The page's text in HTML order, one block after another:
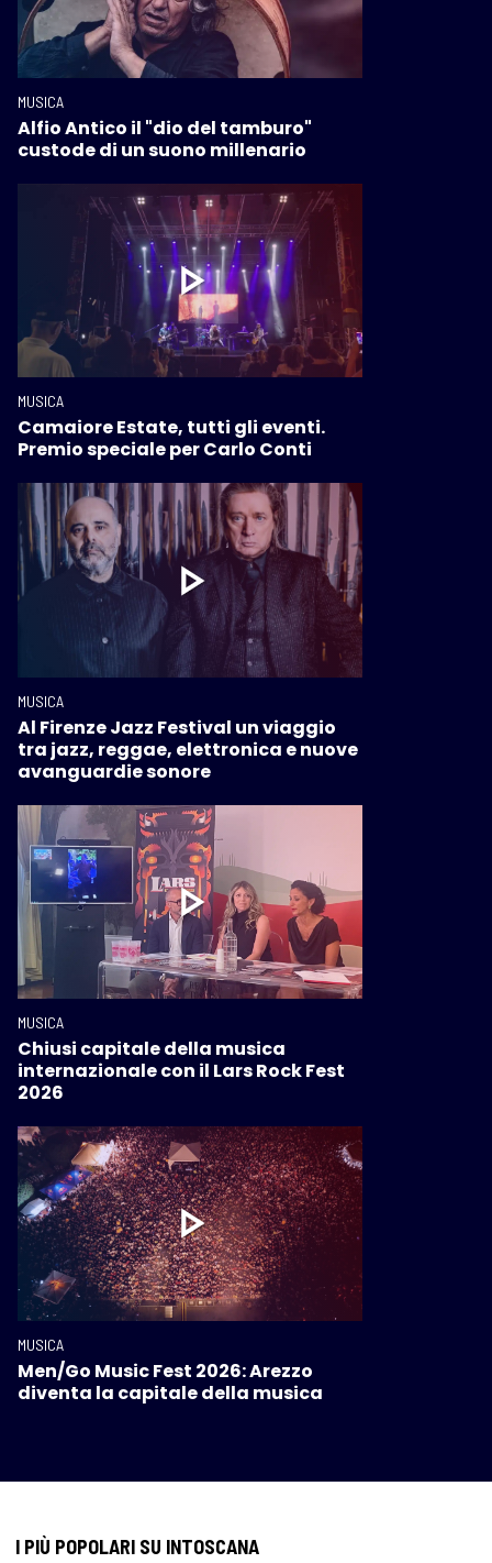
MUSICA
Alfio Antico il "dio del tamburo"
custode di un suono millenario
MUSICA
Camaiore Estate, tutti gli eventi.
Premio speciale per Carlo Conti
MUSICA
Al Firenze Jazz Festival un viaggio
tra jazz, reggae, elettronica e nuove
avanguardie sonore
MUSICA
Chiusi capitale della musica
internazionale con il Lars Rock Fest
2026
MUSICA
Men/Go Music Fest 2026: Arezzo
diventa la capitale della musica
I PIÙ POPOLARI SU INTOSCANA